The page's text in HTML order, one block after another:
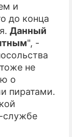
и
до конца
Данный
", -
не
о
пиратами.
службе